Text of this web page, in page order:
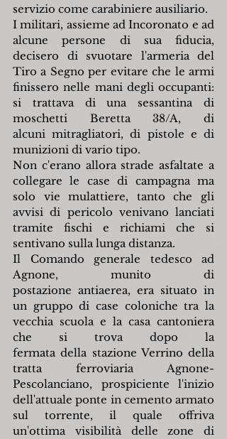
servizio come carabiniere ausiliario.
I militari, assieme ad Incoronato e ad
alcune persone di sua fiducia,
decisero di svuotare l'armeria del
Tiro a Segno per evitare che le armi
finissero nelle mani degli occupanti:
si trattava di una sessantina di
moschetti Beretta 38/A, di
alcuni mitragliatori, di pistole e di
munizioni di vario tipo.
Non c'erano allora strade asfaltate a
collegare le case di campagna ma
solo vie mulattiere, tanto che gli
avvisi di pericolo venivano lanciati
tramite fischi e richiami che si
sentivano sulla lunga distanza.
Il Comando generale tedesco ad
Agnone, munito di
postazione antiaerea, era situato in
un gruppo di case coloniche tra la
vecchia scuola e la casa cantoniera
che si trova dopo la
fermata della stazione Verrino della
tratta ferroviaria Agnone-
Pescolanciano, prospiciente l'inizio
dell'attuale ponte in cemento armato
sul torrente, il quale offriva
un'ottima visibilità delle zone di